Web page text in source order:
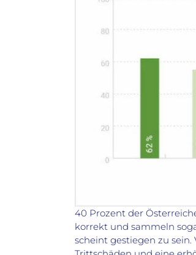
40 Prozent der
korrekt und sammeln
scheint gestiegen zu